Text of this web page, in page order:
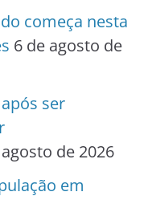
começa nesta
6 de agosto de
ser
de 2026
em